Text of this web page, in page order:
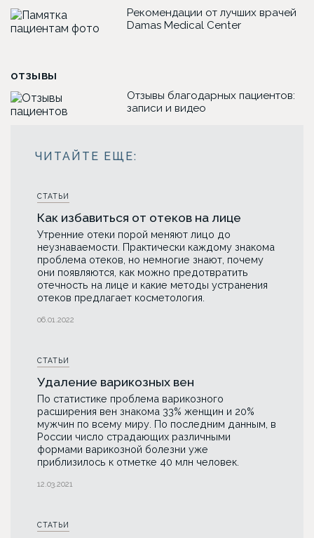
Рекомендации от лучших врачей
Damas Medical Center
ОТЗЫВЫ
Отзывы благодарных пациентов:
записи и видео
СТАТЬИ
Как избавиться от отеков на лице
Утренние отеки порой меняют лицо до
неузнаваемости. Практически каждому знакома
проблема отеков, но немногие знают, почему
они появляются, как можно предотвратить
отечность на лице и какие методы устранения
отеков предлагает косметология.
06.01.2022
СТАТЬИ
Удаление варикозных вен
По статистике проблема варикозного
расширения вен знакома 33% женщин и 20%
мужчин по всему миру. По последним данным, в
России число страдающих различными
формами варикозной болезни уже
приблизилось к отметке 40 млн человек.
12.03.2021
СТАТЬИ